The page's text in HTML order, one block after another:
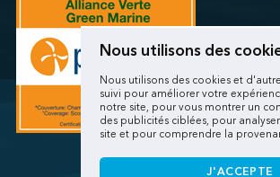
Nous utilisons des
Nous utilisons des cookies et
suivi pour améliorer votre
notre site, pour vous montrer un
des publicités ciblées, pour
site et pour comprendre la
J'ACCEPTE